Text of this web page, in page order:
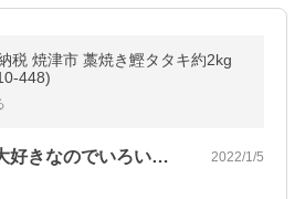
税 焼津市 藁焼き鰹タタキ約2kg
448)
カツオのたたきが大好きなのでいろいろ見… 2022/1/5